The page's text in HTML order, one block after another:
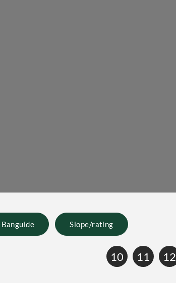
Banguide Slope/rating
10 11 12